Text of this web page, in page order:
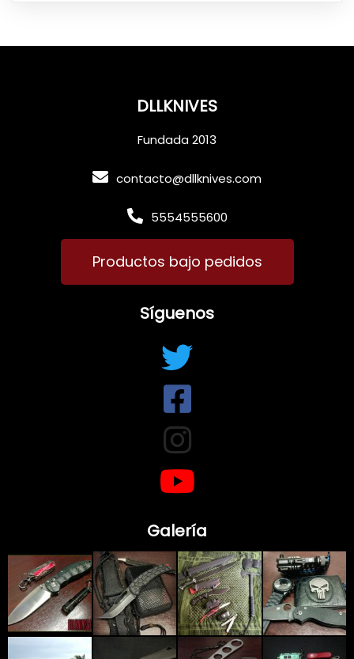
DLLKNIVES
Fundada 2013
contacto@dllknives.com
5554555600
Productos bajo pedidos
Síguenos
Galería